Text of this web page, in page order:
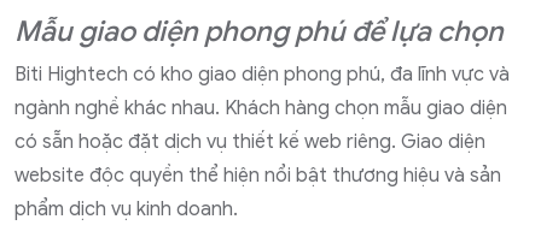
Mẫu giao diện phong phú để lựa chọn
Biti Hightech có kho giao diện phong phú, đa lĩnh vực và
ngành nghề khác nhau. Khách hàng chọn mẫu giao diện
có sẵn hoặc đặt dịch vụ thiết kế web riêng. Giao diện
website độc quyền thể hiện nổi bật thương hiệu và sản
phẩm dịch vụ kinh doanh.